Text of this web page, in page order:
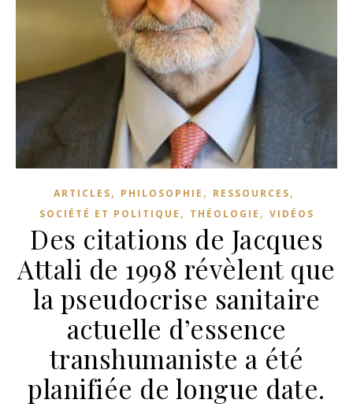
ARTICLES, PHILOSOPHIE , RESSOURCES,
SOCIÉTÉ ET POLITIQUE , THÉOLOGIE , VIDÉOS
Des citations de Jacques
Attali de 1998 révèlent que
la pseudocrise sanitaire
actuelle d’essence
transhumaniste a été
planifiée de longue date.